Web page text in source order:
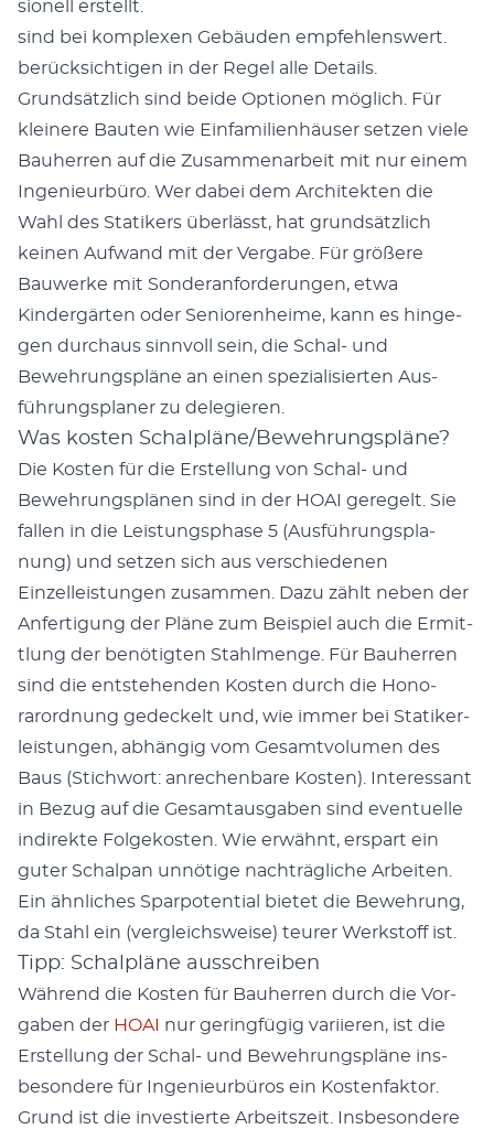
sionell erstellt.
sind bei kom­plex­en Gebäu­den empfehlenswert.
berück­sichti­gen in der Regel alle Details.
Grund­sät­zlich sind bei­de Optio­nen möglich. Für
kleinere Baut­en wie Ein­fam­i­lien­häuser set­zen viele
Bauher­ren auf die Zusam­me­nar­beit mit nur einem
Inge­nieur­büro. Wer dabei dem Architek­ten die
Wahl des Sta­tik­ers über­lässt, hat grund­sät­zlich
keinen Aufwand mit der Ver­gabe. Für größere
Bauw­erke mit Son­der­an­forderun­gen, etwa
Kindergärten oder Senioren­heime, kann es hinge­
gen dur­chaus sin­nvoll sein, die Schal- und
Bewehrungspläne an einen spezial­isierten Aus­
führungs­plan­er zu delegieren.
Was kosten Schalpläne/Bewehrungspläne?
Die Kosten für die Erstel­lung von Schal- und
Bewehrungsplä­nen sind in der HOAI geregelt. Sie
fall­en in die Leis­tungsphase 5 (Aus­führungs­pla­
nung) und set­zen sich aus ver­schiede­nen
Einzelleis­tun­gen zusam­men. Dazu zählt neben der
Anfer­ti­gung der Pläne zum Beispiel auch die Ermit­
tlung der benötigten Stahlmenge. Für Bauher­ren
sind die entste­hen­den Kosten durch die Hon­o­
rarord­nung gedeck­elt und, wie immer bei Sta­tik­er­
leis­tun­gen, abhängig vom Gesamtvol­u­men des
Baus (Stich­wort: anrechen­bare Kosten). Inter­es­sant
in Bezug auf die Gesam­taus­gaben sind eventuelle
indi­rek­te Fol­gekosten. Wie erwäh­nt, erspart ein
guter Schal­pan unnötige nachträgliche Arbeit­en.
Ein ähn­lich­es Spar­po­ten­tial bietet die Bewehrung,
da Stahl ein (ver­gle­ich­sweise) teur­er Werk­stoff ist.
Tipp: Schalpläne ausschreiben
Während die Kosten für Bauher­ren durch die Vor­
gaben der HOAI nur ger­ingfügig vari­ieren, ist die
Erstel­lung der Schal- und Bewehrungspläne ins­
beson­dere für Inge­nieur­büros ein Kosten­fak­tor.
Grund ist die investierte Arbeit­szeit. Ins­beson­dere